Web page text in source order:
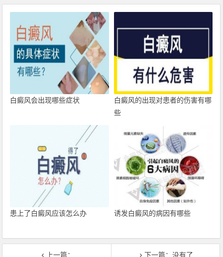
白癜风会出现哪些症状
白癜风的出现对患者的伤害有哪
些
患上了白癜风应该怎么办 诱发白癜风的病因有哪些
上一篇： 下一篇：没有了